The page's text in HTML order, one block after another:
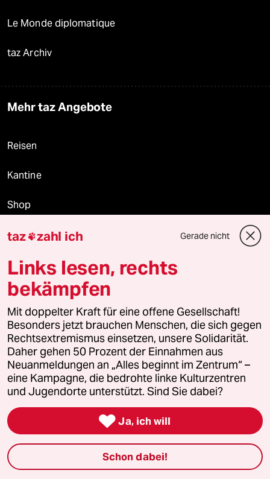
Le Monde diplomatique
taz Archiv
Mehr taz Angebote
Reisen
Kantine
Shop
Anzeigen
Fragen & Hilfe
Feedback
Aboservice
ePaper Login
Downloads für Abonnierende
© 2026 taz Verlags und Vertriebs GmbH
taz zahl ich Gerade nicht
Links lesen, rechts
bekämpfen
Mit doppelter Kraft für eine offene Gesellschaft!
Besonders jetzt brauchen Menschen, die sich gegen
Rechtsextremismus einsetzen, unsere Solidarität.
Daher gehen 50 Prozent der Einnahmen aus
Neuanmeldungen an „Alles beginnt im Zentrum“ –
eine Kampagne, die bedrohte linke Kulturzentren
und Jugendorte unterstützt. Sind Sie dabei?
 Ja, ich will
Schon dabei!